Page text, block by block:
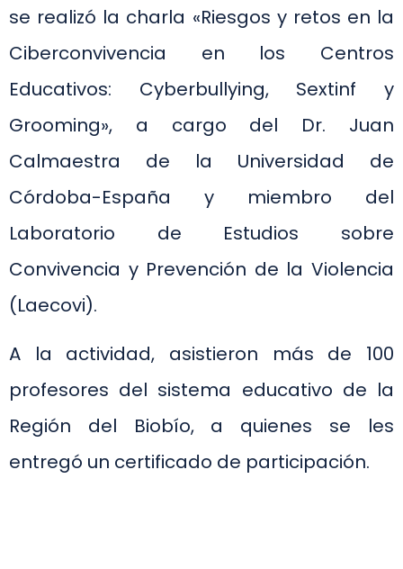
se realizó la charla «Riesgos y retos en la
Ciberconvivencia en los Centros
Educativos: Cyberbullying, Sextinf y
Grooming», a cargo del Dr. Juan
Calmaestra de la Universidad de
Córdoba-España y miembro del
Laboratorio de Estudios sobre
Convivencia y Prevención de la Violencia
(Laecovi).
A la actividad, asistieron más de 100
profesores del sistema educativo de la
Región del Biobío, a quienes se les
entregó un certificado de participación.